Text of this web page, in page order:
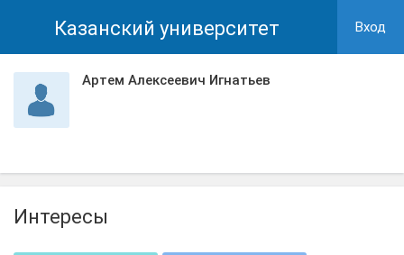
Казанский университет Вход
Артем Алексеевич Игнатьев
Интересы